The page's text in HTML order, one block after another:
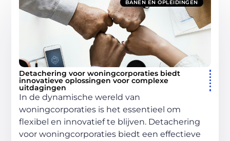
BANEN EN OPLEIDINGEN
Detachering voor woningcorporaties biedt
innovatieve oplossingen voor complexe
uitdagingen
In de dynamische wereld van
woningcorporaties is het essentieel om
flexibel en innovatief te blijven. Detachering
voor woningcorporaties biedt een effectieve